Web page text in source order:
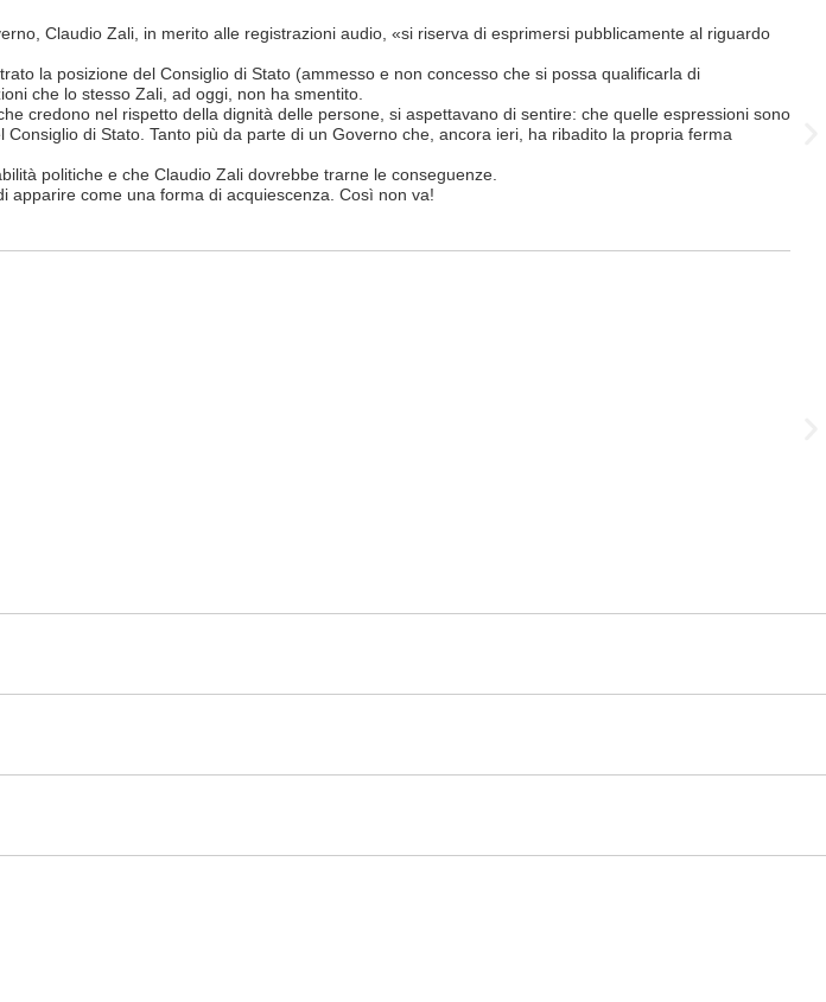
Claudio Zali, in merito alle registrazioni audio, «si riserva di esprimersi pubblicamente al riguardo
la posizione del Consiglio di Stato (ammesso e non concesso che si possa qualificarla di
che lo stesso Zali, ad oggi, non ha smentito.
credono nel rispetto della dignità delle persone, si aspettavano di sentire: che quelle espressioni sono
di Stato. Tanto più da parte di un Governo che, ancora ieri, ha ribadito la propria ferma
politiche e che Claudio Zali dovrebbe trarne le conseguenze.
apparire come una forma di acquiescenza. Così non va!